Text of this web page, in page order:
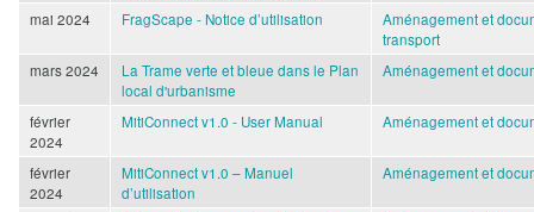
mai 2024 FragScape - Notice d’utilisation
Aménagement et
transport
mars 2024
La Trame verte et bleue dans le Plan
local d'urbanisme
Aménagement et
février
2024
MitiConnect v1.0 - User Manual Aménagement et
février
2024
MitiConnect v1.0 – Manuel
d’utilisation
Aménagement et